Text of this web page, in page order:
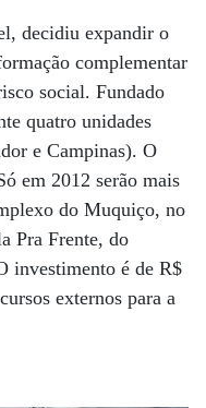
decidiu expandir o
complementar
social. Fundado
quatro unidades
e Campinas). O
em 2012 serão mais
do Muquiço, no
Pra Frente, do
investimento é de R$
externos para a